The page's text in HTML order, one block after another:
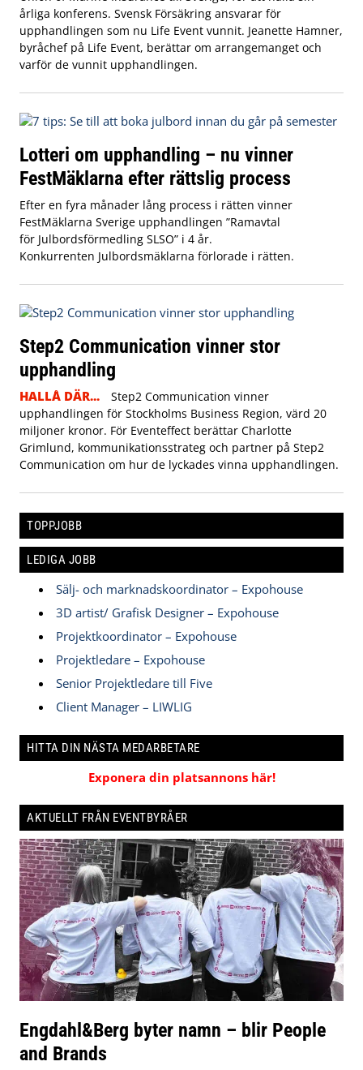
årliga konferens. Svensk Försäkring ansvarar för
upphandlingen som nu Life Event vunnit. Jeanette Hamner,
byråchef på Life Event, berättar om arrangemanget och
varför de vunnit upphandlingen.
Lotteri om upphandling – nu vinner
FestMäklarna efter rättslig process
Efter en fyra månader lång process i rätten vinner
FestMäklarna Sverige upphandlingen ”Ramavtal
för Julbordsförmedling SLSO” i 4 år.
Konkurrenten Julbordsmäklarna förlorade i rätten.
Step2 Communication vinner stor
upphandling
HALLÅ DÄR...
Step2 Communication vinner
upphandlingen för Stockholms Business Region, värd 20
miljoner kronor. För Eventeffect berättar Charlotte
Grimlund, kommunikationsstrateg och partner på Step2
Communication om hur de lyckades vinna upphandlingen.
TOPPJOBB
LEDIGA JOBB
Sälj- och marknadskoordinator – Expohouse
3D artist/ Grafisk Designer – Expohouse
Projektkoordinator – Expohouse
Projektledare – Expohouse
Senior Projektledare till Five
Client Manager – LIWLIG
HITTA DIN NÄSTA MEDARBETARE
Exponera din platsannons här!
AKTUELLT FRÅN EVENTBYRÅER
Engdahl&Berg byter namn – blir People
and Brands